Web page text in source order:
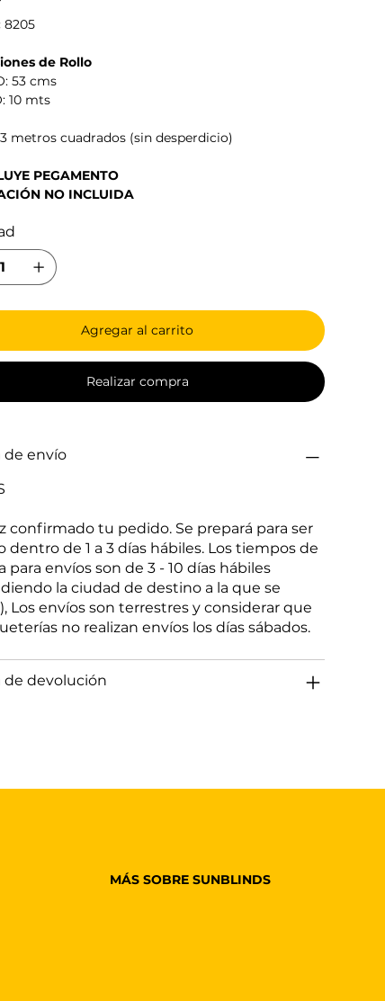
8205
de Rollo
53 cms
10 mts
metros cuadrados (sin desperdicio)
PEGAMENTO
NO INCLUIDA
Agregar al carrito
Realizar compra
de envío
confirmado tu pedido. Se prepará para ser
dentro de 1 a 3 días hábiles. Los tiempos de
para envíos son de 3 - 10 días hábiles
la ciudad de destino a la que se
Los envíos son terrestres y considerar que
no realizan envíos los días sábados.
de devolución
MÁS SOBRE SUNBLINDS